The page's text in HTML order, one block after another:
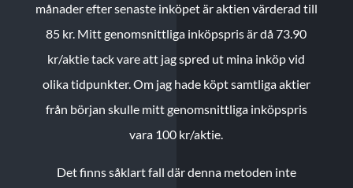
månader efter senaste inköpet är aktien värderad till
85 kr. Mitt genomsnittliga inköpspris är då 73.90
kr/aktie tack vare att jag spred ut mina inköp vid
olika tidpunkter. Om jag hade köpt samtliga aktier
från början skulle mitt genomsnittliga inköpspris
vara 100 kr/aktie.
Det finns såklart fall där denna metoden inte